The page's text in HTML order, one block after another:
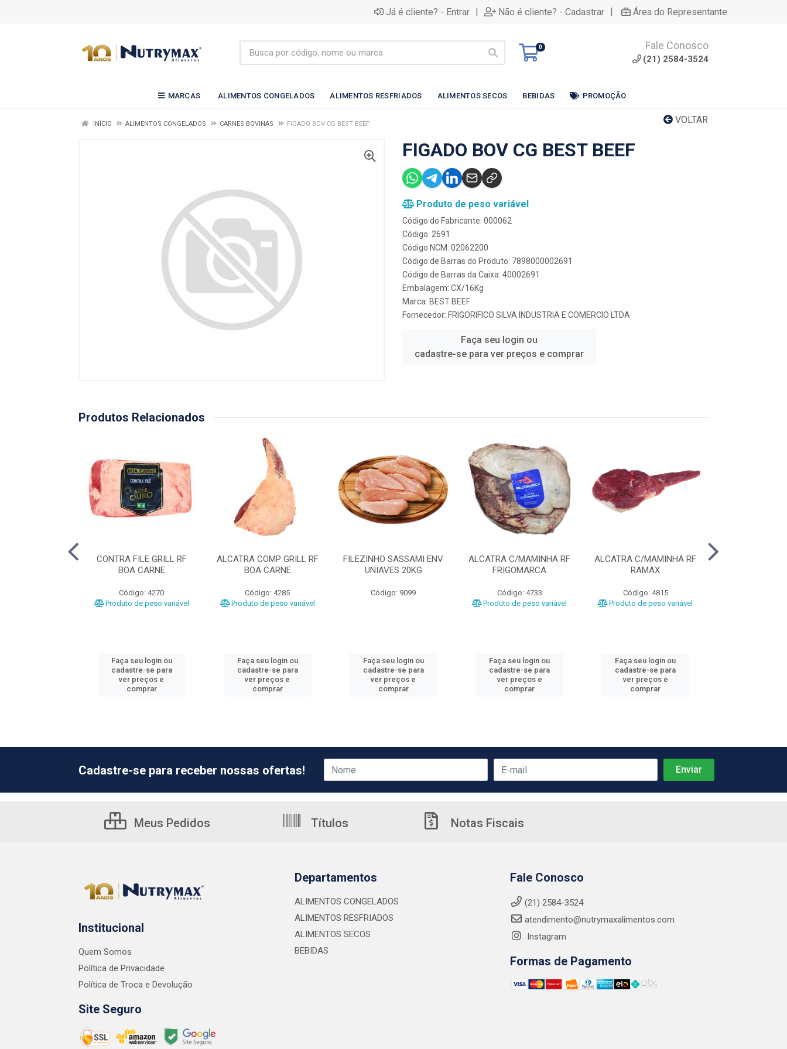
Já é cliente? - Entrar | Não é cliente? - Cadastrar | Área do Representante
0 Fale Conosco
(21) 2584-3524
MARCAS ALIMENTOS CONGELADOS ALIMENTOS RESFRIADOS ALIMENTOS SECOS BEBIDAS PROMOÇÃO
VOLTAR
INÍCIO ALIMENTOS CONGELADOS CARNES BOVINAS FIGADO BOV CG BEST BEEF
FIGADO BOV CG BEST BEEF
Produto de peso variável
Código do Fabricante: 000062
Código: 2691
Código NCM: 02062200
Código de Barras do Produto: 7898000002691
Código de Barras da Caixa: 40002691
Embalagem: CX/16Kg
Marca: BEST BEEF
Fornecedor: FRIGORIFICO SILVA INDUSTRIA E COMERCIO LTDA
Faça seu login ou
cadastre-se para ver preços e comprar
Produtos Relacionados
CONTRA FILE GRILL RF
BOA CARNE
Código: 4270
Produto de peso variável
Faça seu login ou
cadastre-se para
ver preços e
comprar
ALCATRA COMP GRILL RF
BOA CARNE
Código: 4285
Produto de peso variável
Faça seu login ou
cadastre-se para
ver preços e
comprar
FILEZINHO SASSAMI ENV
UNIAVES 20KG
Código: 9099
Faça seu login ou
cadastre-se para
ver preços e
comprar
ALCATRA C/MAMINHA RF
FRIGOMARCA
Código: 4733
Produto de peso variável
Faça seu login ou
cadastre-se para
ver preços e
comprar
ALCATRA C/MAMINHA RF
RAMAX
Código: 4815
Produto de peso variável
Faça seu login ou
cadastre-se para
ver preços e
comprar
Cadastre-se para receber nossas ofertas!
Meus Pedidos Títulos Notas Fiscais
Institucional
Quem Somos
Política de Privacidade
Política de Troca e Devolução
Site Seguro
Departamentos
ALIMENTOS CONGELADOS
ALIMENTOS RESFRIADOS
ALIMENTOS SECOS
BEBIDAS
Fale Conosco
(21) 2584-3524
atendimento@nutrymaxalimentos.com
Instagram
Formas de Pagamento